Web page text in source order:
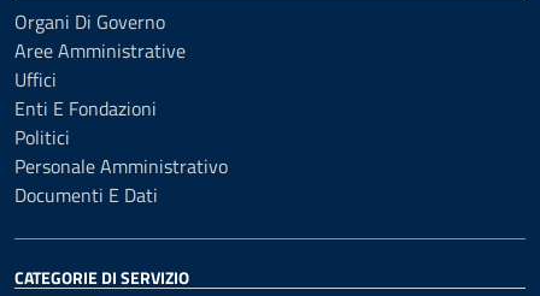
Organi Di Governo
Aree Amministrative
Uffici
Enti E Fondazioni
Politici
Personale Amministrativo
Documenti E Dati
CATEGORIE DI SERVIZIO